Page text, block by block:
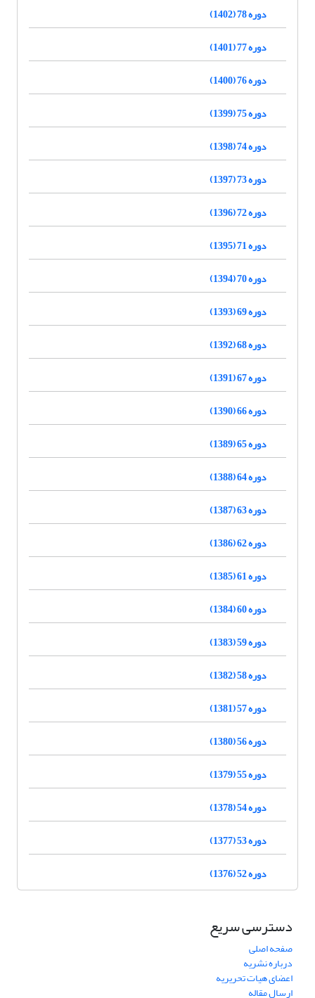
دوره 78 (1402)
دوره 77 (1401)
دوره 76 (1400)
دوره 75 (1399)
دوره 74 (1398)
دوره 73 (1397)
دوره 72 (1396)
دوره 71 (1395)
دوره 70 (1394)
دوره 69 (1393)
دوره 68 (1392)
دوره 67 (1391)
دوره 66 (1390)
دوره 65 (1389)
دوره 64 (1388)
دوره 63 (1387)
دوره 62 (1386)
دوره 61 (1385)
دوره 60 (1384)
دوره 59 (1383)
دوره 58 (1382)
دوره 57 (1381)
دوره 56 (1380)
دوره 55 (1379)
دوره 54 (1378)
دوره 53 (1377)
دوره 52 (1376)
دسترسی سریع
صفحه اصلی
درباره نشریه
اعضای هیات تحریریه
ارسال مقاله